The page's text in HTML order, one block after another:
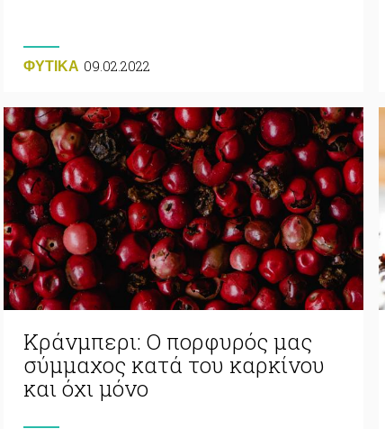
ΦΥΤΙΚA 09.02.2022
Κράνμπερι: Ο πορφυρός μας
σύμμαχος κατά του καρκίνου
και όχι μόνο